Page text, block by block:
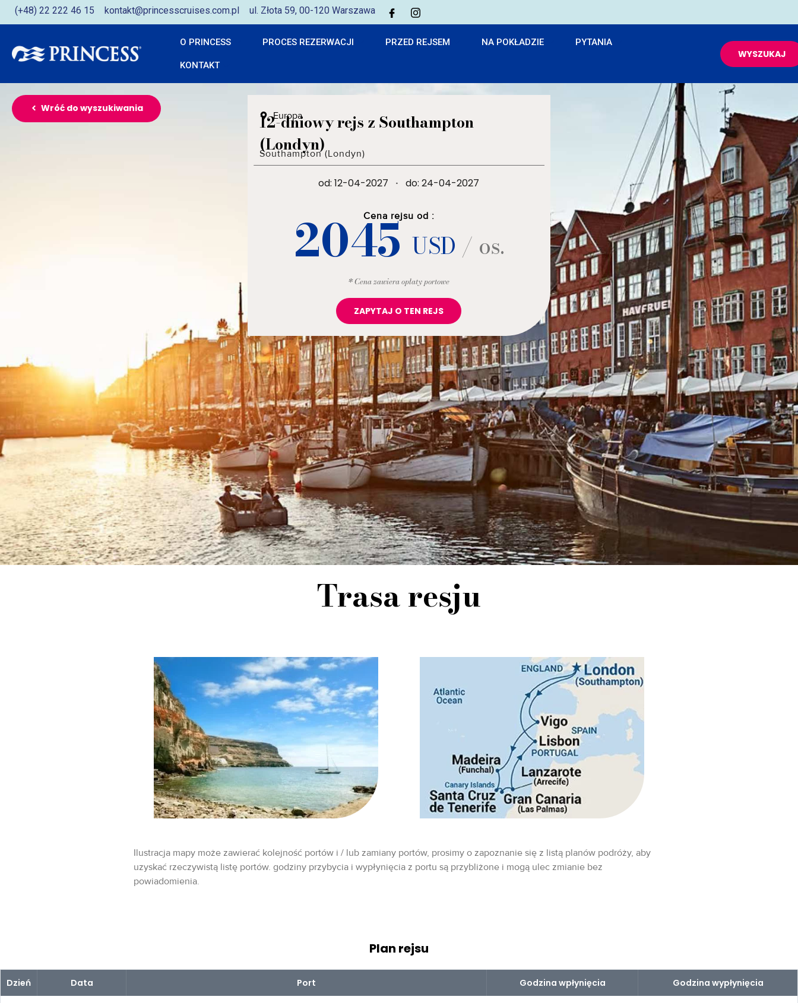
(+48) 22 222 46 15 kontakt@princesscruises.com.pl ul. Złota 59, 00-120 Warszawa
O PRINCESS PROCES REZERWACJI PRZED REJSEM NA POKŁADZIE PYTANIA
KONTAKT
WYSZUKAJ
Wróć do wyszukiwania
Europa
12-dniowy rejs z Southampton
(Londyn)
Southampton (Londyn)
od: 12-04-2027 · do: 24-04-2027
Cena rejsu od :
2045USD / os.
* Cena zawiera opłaty portowe
ZAPYTAJ O TEN REJS
Trasa resju
Ilustracja mapy może zawierać kolejność portów i / lub zamiany portów, prosimy o zapoznanie się z listą planów podróży, aby
uzyskać rzeczywistą listę portów. godziny przybycia i wypłynięcia z portu są przybliżone i mogą ulec zmianie bez
powiadomienia.
Plan rejsu
Dzień Data Port Godzina wpłynięcia Godzina wypłynięcia